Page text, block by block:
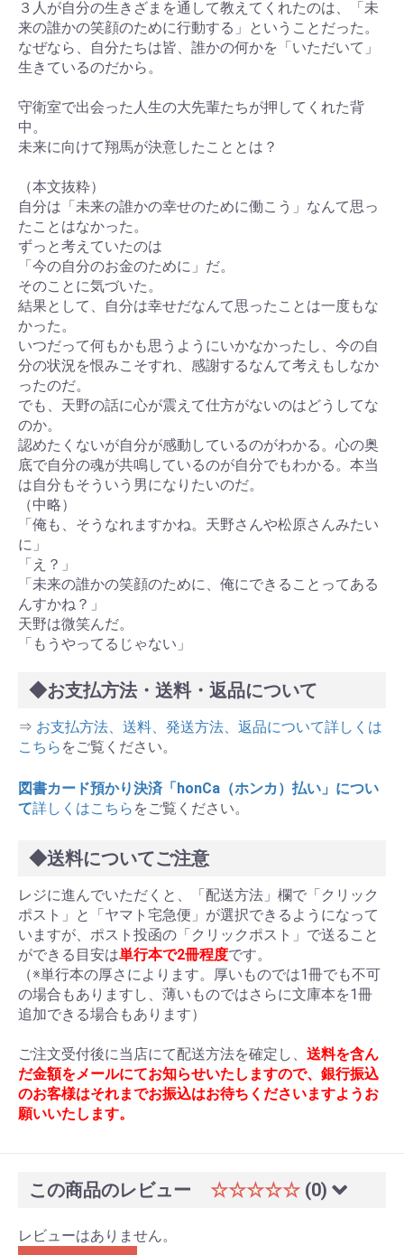
３人が自分の生きざまを通して教えてくれたのは、「未
来の誰かの笑顔のために行動する」ということだった。
なぜなら、自分たちは皆、誰かの何かを「いただいて」
生きているのだから。
守衛室で出会った人生の大先輩たちが押してくれた背
中。
未来に向けて翔馬が決意したこととは？
（本文抜粋）
自分は「未来の誰かの幸せのために働こう」なんて思っ
たことはなかった。
ずっと考えていたのは
「今の自分のお金のために」だ。
そのことに気づいた。
結果として、自分は幸せだなんて思ったことは一度もな
かった。
いつだって何もかも思うようにいかなかったし、今の自
分の状況を恨みこそすれ、感謝するなんて考えもしなか
ったのだ。
でも、天野の話に心が震えて仕方がないのはどうしてな
のか。
認めたくないが自分が感動しているのがわかる。心の奥
底で自分の魂が共鳴しているのが自分でもわかる。本当
は自分もそういう男になりたいのだ。
（中略）
「俺も、そうなれますかね。天野さんや松原さんみたい
に」
「え？」
「未来の誰かの笑顔のために、俺にできることってある
んすかね？」
天野は微笑んだ。
「もうやってるじゃない」
◆お支払方法・送料・返品について
⇒ お支払方法、送料、発送方法、返品について詳しくは
こちら をご覧ください。
図書カード預かり決済「honCa（ホンカ）払い」につい
て詳しくはこちら をご覧ください。
◆送料についてご注意
レジに進んでいただくと、「配送方法」欄で「クリック
ポスト」と「ヤマト宅急便」が選択できるようになって
いますが、ポスト投函の「クリックポスト」で送ること
ができる目安は単行本で2冊程度です。
（※単行本の厚さによります。厚いものでは1冊でも不可
の場合もありますし、薄いものではさらに文庫本を1冊
追加できる場合もあります）
ご注文受付後に当店にて配送方法を確定し、 送料を含ん
だ金額をメールにてお知らせいたしますので、銀行振込
のお客様はそれまでお振込はお待ちくださいますようお
願いいたします。
この商品のレビュー ☆☆☆☆☆ (0)
レビューはありません。